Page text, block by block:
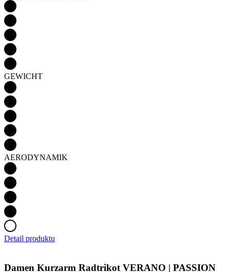
GEWICHT
AERODYNAMIK
Detail produktu
Damen Kurzarm Radtrikot VERANO | PASSION